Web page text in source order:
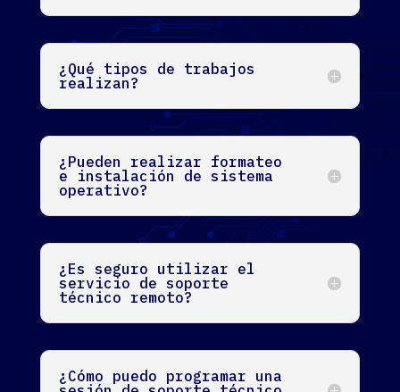
¿Qué tipos de trabajos
realizan?
¿Pueden realizar formateo
e instalación de sistema
operativo?
¿Es seguro utilizar el
servicio de soporte
técnico remoto?
¿Cómo puedo programar una